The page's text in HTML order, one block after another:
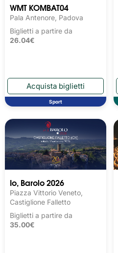
WMT KOMBAT04
Pala Antenore, Padova
Biglietti a partire da
26.04€
Sport
Io, Barolo 2026
Piazza Vittorio Veneto,
Castiglione Falletto
Biglietti a partire da
35.00€